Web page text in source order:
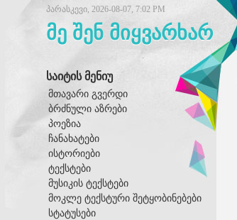
პარასკევი, 2026-08-07, 7:02 PM
მე შენ მიყვარხარ
საიტის მენიუ
მთავარი გვერდი
ბრძნული აზრები
პოეზია
ჩანახატები
ისტორიები
ტექსტები
მუსიკის ტექსტები
მოკლე ტექსტური შეტყობინებები
სტატუსები